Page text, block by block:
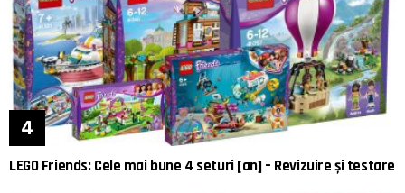
LEGO Friends: Cele mai bune 4 seturi [an] – Revizuire și testare